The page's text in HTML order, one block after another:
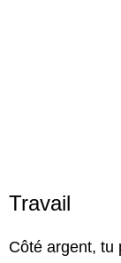
Travail
Côté argent, tu